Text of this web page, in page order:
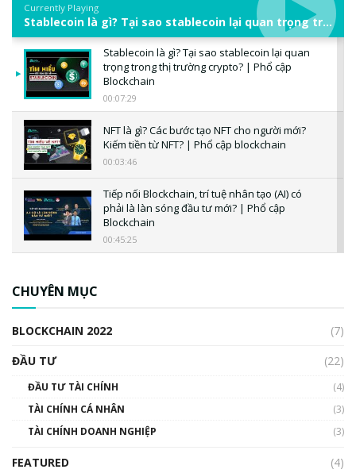
Currently Playing
Stablecoin là gì? Tại sao stablecoin lại quan trọng trong thị trường crypto? | Phổ cập Blockchain
Stablecoin là gì? Tại sao stablecoin lại quan
trọng trong thị trường crypto? | Phổ cập
Blockchain
00:07:29
NFT là gì? Các bước tạo NFT cho người mới?
Kiếm tiền từ NFT? | Phổ cập blockchain
00:03:46
Tiếp nối Blockchain, trí tuệ nhân tạo (AI) có
phải là làn sóng đầu tư mới? | Phổ cập
Blockchain
00:45:25
00:02:14
Nhìn lại năm 2022: Những sự kiện ảnh hưởng
đến hệ sinh thái tiền mã hoá | Phổ cập
CHUYÊN MỤC
BLOCKCHAIN 2022
(7)
ĐẦU TƯ
(22)
ĐẦU TƯ TÀI CHÍNH
(4)
TÀI CHÍNH CÁ NHÂN
(3)
TÀI CHÍNH DOANH NGHIỆP
(3)
FEATURED
(4)